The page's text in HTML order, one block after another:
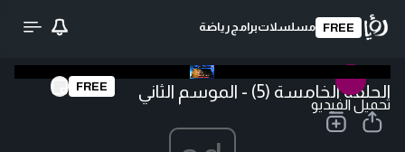
FREE مسلسلاتبرامج رياضة
تحميل الفيديو
FREE الحلقة الخامسة (5) - الموسم الثاني